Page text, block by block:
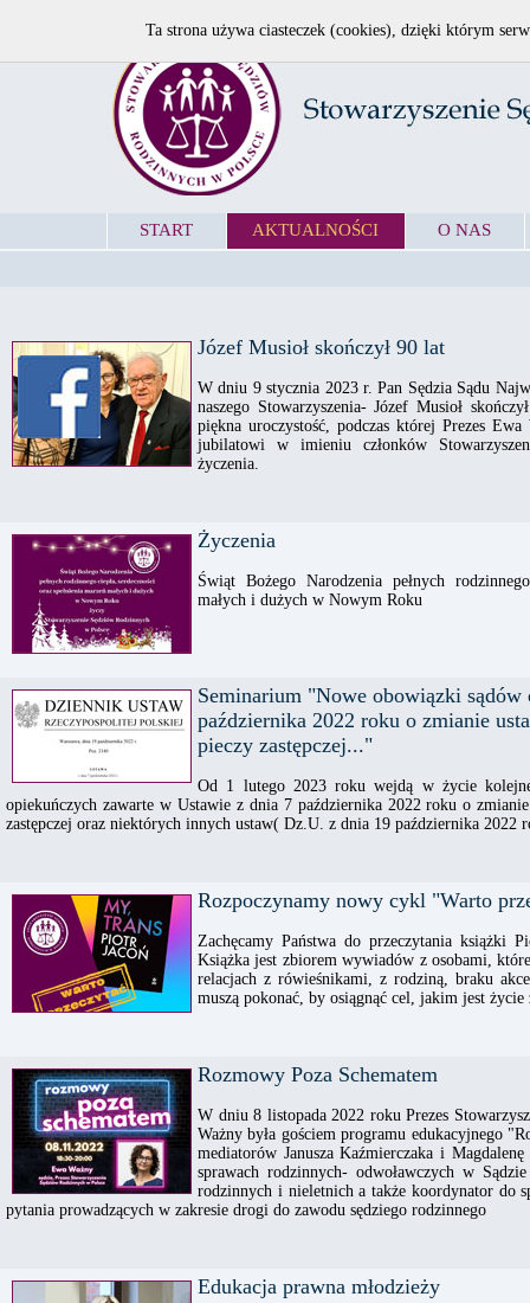
START AKTUALNOŚCI O NAS
Józef Musioł skończył 90 lat
W dniu 9 stycznia 2023 r. Pan Sędzia Sądu
naszego Stowarzyszenia- Józef Musioł
piękna uroczystość, podczas której Prezes
jubilatowi w imieniu członków
życzenia.
Życzenia
Świąt Bożego Narodzenia pełnych
małych i dużych w Nowym Roku
Seminarium "Nowe obowiązki
października 2022 roku o zmianie
pieczy zastępczej..."
Od 1 lutego 2023 roku wejdą w życie
opiekuńczych zawarte w Ustawie z dnia 7 października 2022 roku o
zastępczej oraz niektórych innych ustaw( Dz.U. z dnia 19 października 2022
Rozpoczynamy nowy cykl "Warto
Zachęcamy Państwa do przeczytania książki
Książka jest zbiorem wywiadów z osobami,
relacjach z rówieśnikami, z rodziną, braku
muszą pokonać, by osiągnąć cel, jakim jest życie
Rozmowy Poza Schematem
W dniu 8 listopada 2022 roku Prezes
Ważny była gościem programu edukacyjnego
mediatorów Janusza Kaźmierczaka i
sprawach rodzinnych- odwoławczych w
rodzinnych i nieletnich a także koordynator do
pytania prowadzących w zakresie drogi do zawodu sędziego rodzinnego
Edukacja prawna młodzieży
Ta strona używa ciasteczek (cookies), dzięki którym